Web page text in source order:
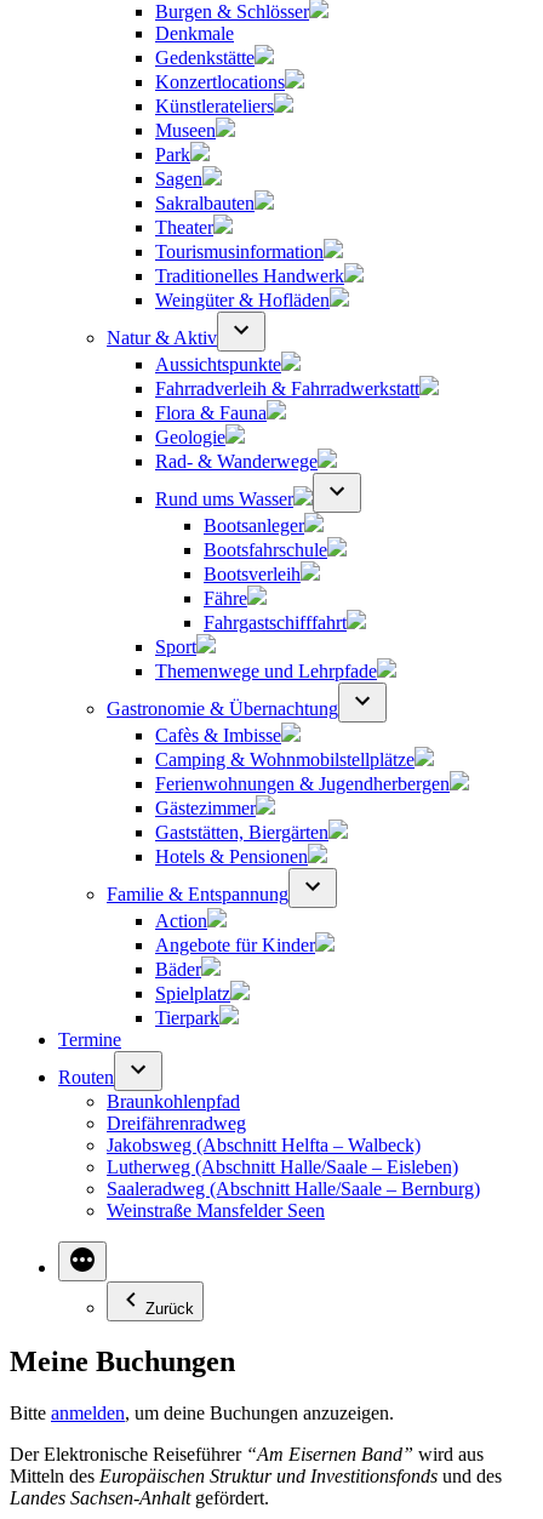
Burgen & Schlösser
Denkmale
Gedenkstätte
Konzertlocations
Künstlerateliers
Museen
Park
Sagen
Sakralbauten
Theater
Tourismusinformation
Traditionelles Handwerk
Weingüter & Hofläden
Natur & Aktiv
Aussichtspunkte
Fahrradverleih & Fahrradwerkstatt
Flora & Fauna
Geologie
Rad- & Wanderwege
Rund ums Wasser
Bootsanleger
Bootsfahrschule
Bootsverleih
Fähre
Fahrgastschifffahrt
Sport
Themenwege und Lehrpfade
Gastronomie & Übernachtung
Cafès & Imbisse
Camping & Wohnmobilstellplätze
Ferienwohnungen & Jugendherbergen
Gästezimmer
Gaststätten, Biergärten
Hotels & Pensionen
Familie & Entspannung
Action
Angebote für Kinder
Bäder
Spielplatz
Tierpark
Termine
Routen
Braunkohlenpfad
Dreifährenradweg
Jakobsweg (Abschnitt Helfta – Walbeck)
Lutherweg (Abschnitt Halle/Saale – Eisleben)
Saaleradweg (Abschnitt Halle/Saale – Bernburg)
Weinstraße Mansfelder Seen
Zurück
Meine Buchungen
Bitte anmelden, um deine Buchungen anzuzeigen.
Der Elektronische Reiseführer “Am Eisernen Band” wird aus
Mitteln des Europäischen Struktur und Investitionsfonds und des
Landes Sachsen-Anhaltgefördert.